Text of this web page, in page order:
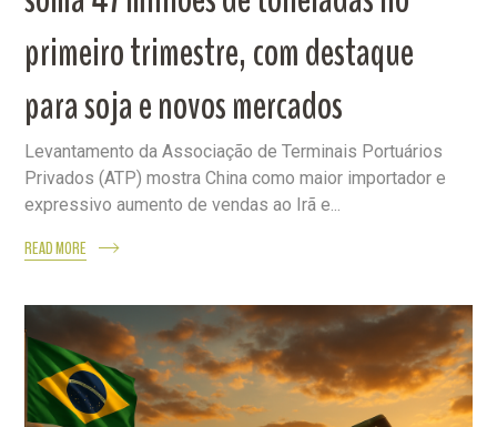
primeiro trimestre, com destaque
para soja e novos mercados
Levantamento da Associação de Terminais Portuários
Privados (ATP) mostra China como maior importador e
expressivo aumento de vendas ao Irã e...
READ MORE